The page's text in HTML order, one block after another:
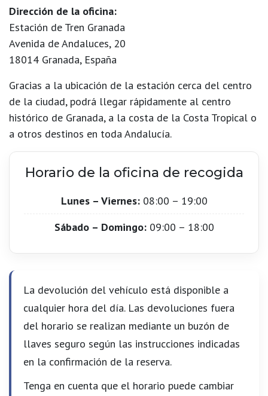
Dirección de la oficina:
Estación de Tren Granada
Avenida de Andaluces, 20
18014 Granada, España
Gracias a la ubicación de la estación cerca del centro
de la ciudad, podrá llegar rápidamente al centro
histórico de Granada, a la costa de la Costa Tropical o
a otros destinos en toda Andalucía.
Horario de la oficina de recogida
Lunes – Viernes:08:00 – 19:00
Sábado – Domingo:09:00 – 18:00
La devolución del vehículo está disponible a
cualquier hora del día. Las devoluciones fuera
del horario se realizan mediante un buzón de
llaves seguro según las instrucciones indicadas
en la confirmación de la reserva.
Tenga en cuenta que el horario puede cambiar